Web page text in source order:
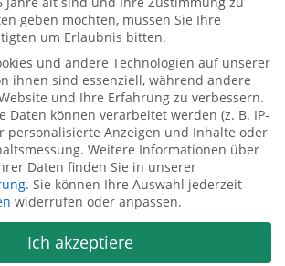
Interimsmanagement waren überdies weitere Projekte
Bewertung der bestehenden Strukturen und Prozesse
Gutachten und deren Umsetzungsgrad. Dies
Analyse der notwendigen Optimierungsprojekte für das
war eine erste Analyse der möglichen Rechts- und
Neuordnung des Amtes durchgeführt worden. In den
der Fokus der Arbeit folglich auf der Identifikation von
in der Organisation. Im Zusammenspiel der
des Amtes und der Erfahrung von Herrn Klinkhammer
Folgemonaten sinnvolle Handlungsempfehlungen und
geben möchten, müssen Sie Ihre
um Erlaubnis bitten.
und andere Technologien auf unserer
ihnen sind essenziell, während andere
und Ihre Erfahrung zu verbessern.
Daten können verarbeitet werden (z. B. IP-
personalisierte Anzeigen und Inhalte oder
Weitere Informationen über
Daten finden Sie in unserer
. Sie können Ihre Auswahl jederzeit
widerrufen oder anpassen.
Ich akzeptiere